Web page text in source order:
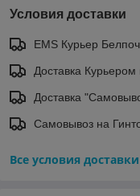
Условия доставки
EMS Курьер
Доставка
Доставка
Самовывоз на
Все условия доставки